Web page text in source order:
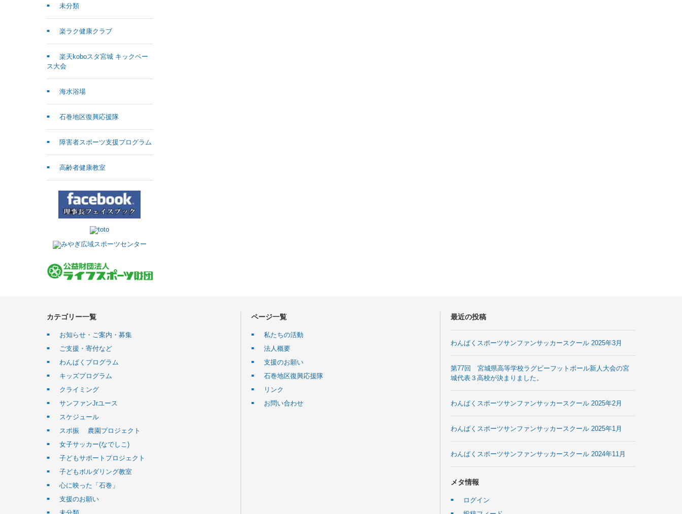
未分類
楽ラク健康クラブ
楽天koboスタ宮城 キックベー
ス大会
海水浴場
石巻地区復興応援隊
障害者スポーツ支援プログラム
高齢者健康教室
カテゴリー一覧
お知らせ・ご案内・募集
ご支援・寄付など
わんぱくプログラム
キッズプログラム
クライミング
サンファンJrユース
スケジュール
スポ振 農園プロジェクト
女子サッカー(なでしこ)
子どもサポートプロジェクト
子どもボルダリング教室
心に映った「石巻」
支援のお願い
ページ一覧
私たちの活動
法人概要
支援のお願い
石巻地区復興応援隊
リンク
お問い合わせ
最近の投稿
わんぱくスポーツサンファンサッカースクール 2025年3月
第77回 宮城県高等学校ラグビーフットボール新人大会の宮
城代表３高校が決まりました。
わんぱくスポーツサンファンサッカースクール 2025年2月
わんぱくスポーツサンファンサッカースクール 2025年1月
わんぱくスポーツサンファンサッカースクール 2024年11月
メタ情報
ログイン